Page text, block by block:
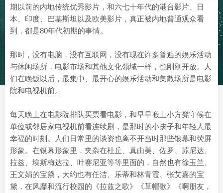
期以前的内地传统优秀影片，和六七十年代的港台影片、日
本、印度、巴基斯坦以及欧美影片，真正被内地普通观众看
到，都是80年代初期的事情。
那时，没有电脑，没有互联网，没有现在许多普遍的娱乐活动
与休闲场所，电影市场和其他文化领域一样，也刚刚开放。人
们在晚饭以后，最集中、最开心的娱乐活动和集散场所是电影
院和电视机前。
每天晚上在电影院排队买票看电影，和早早搬上小方凳守候在
单位或邻居家电视机前看连续剧，是那时的小孩子和年轻人最
幸福的时刻。人们日常里的谈资也离不开当时那些银幕和荧屏
形象。在银幕形象里，夹杂在杜丘、真由美、佐罗、苏尼达、
拉兹、埃斯梅达拉、叶赛尼亚等等里面的，自然也有徐玉兰、
王文娟的宝黛，大约也有任洁、乐蒂和林青霞、张艾嘉的宝
黛，在风靡和流行校园的《拉兹之歌》《草帽歌》《啊朋友，